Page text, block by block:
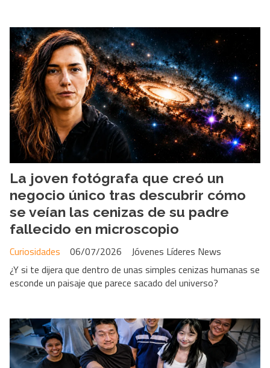
La joven fotógrafa que creó un
negocio único tras descubrir cómo
se veían las cenizas de su padre
fallecido en microscopio
Jóvenes Líderes News
Curiosidades
06/07/2026
¿Y si te dijera que dentro de unas simples cenizas humanas se
esconde un paisaje que parece sacado del universo?